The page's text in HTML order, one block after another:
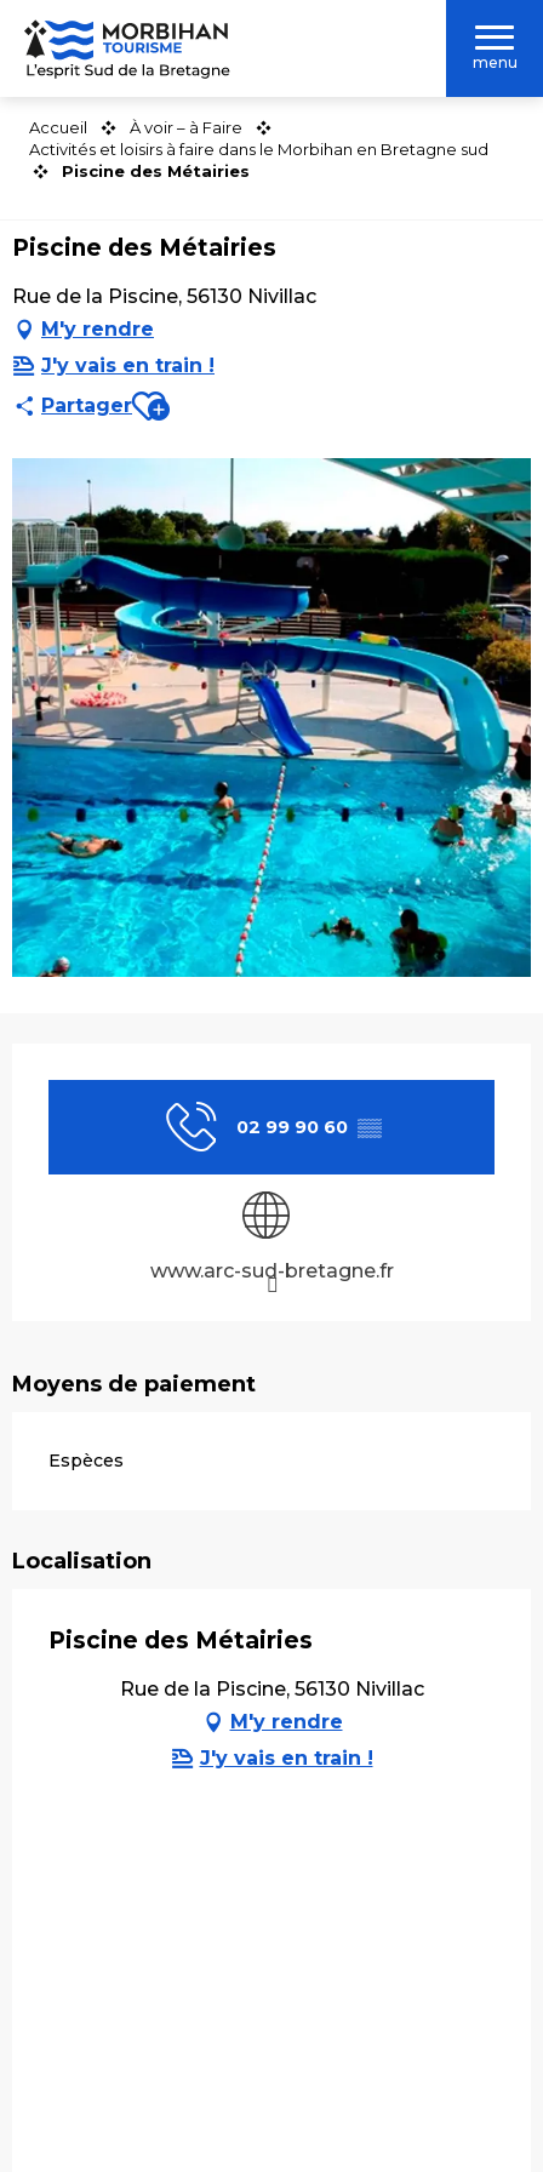
Aller
contenu
menu
Accueil
À voir – à Faire
Activités et loisirs à faire dans le Morbihan en Bretagne sud
Piscine des Métairies
Piscine des Métairies
Rue de la Piscine, 56130 Nivillac
M'y rendre
J'y vais en train !
PartagerAjouter aux favoris
02 99 90 60 ▒▒
www.arc-sud-bretagne.fr
Moyens de paiement
Espèces
Localisation
Piscine des Métairies
Rue de la Piscine, 56130 Nivillac
M'y rendre
J'y vais en train !